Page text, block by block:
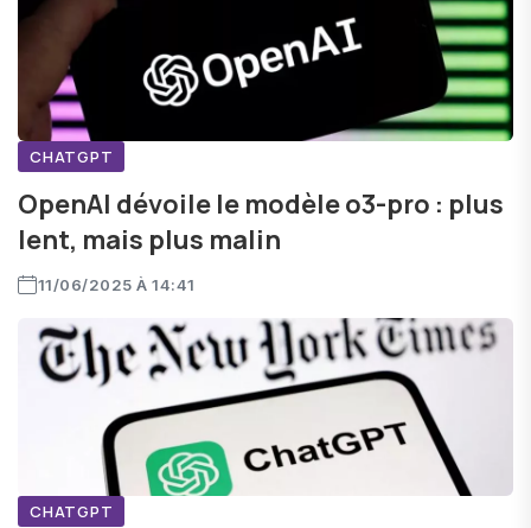
CHATGPT
OpenAI dévoile le modèle o3-pro : plus
lent, mais plus malin
11/06/2025 À 14:41
CHATGPT